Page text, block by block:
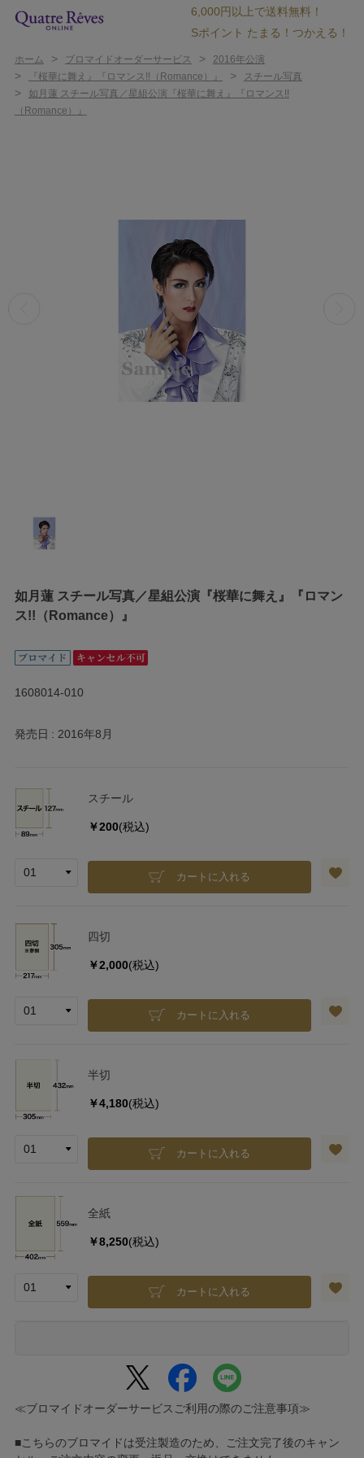
6,000円以上で送料無料！
Sポイント たまる！つかえる！
ホーム > ブロマイドオーダーサービス > 2016年公演
> 『桜華に舞え』『ロマンス!!（Romance）』 > スチール写真
>
如月蓮 スチール写真／星組公演『桜華に舞え』『ロマンス!!
（Romance）』
如月蓮 スチール写真／星組公演『桜華に舞え』『ロマン
ス!!（Romance）』
1608014-010
発売日 2016年8月
スチール
￥200(税込)
カートに入れる
四切
￥2,000(税込)
カートに入れる
半切
￥4,180(税込)
カートに入れる
全紙
￥8,250(税込)
カートに入れる
≪ブロマイドオーダーサービスご利用の際のご注意事項≫
■こちらのブロマイドは受注製造のため、ご注文完了後のキャン